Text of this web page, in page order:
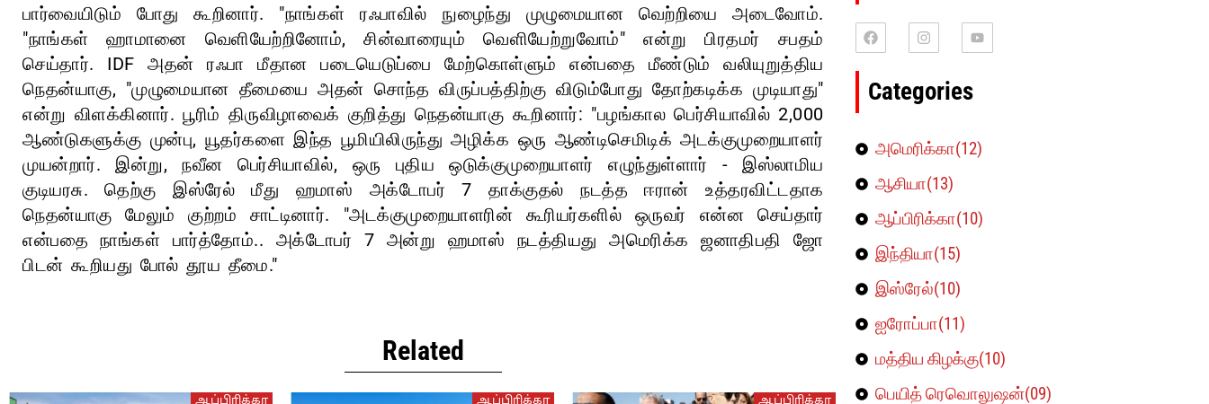
பார்வையிடும் போது கூறினார். "நாங்கள் ரஃபாவில் நுழைந்து முழுமையான வெற்றியை அடைவோம்.
"நாங்கள் ஹாமானை வெளியேற்றினோம், சின்வாரையும் வெளியேற்றுவோம்" என்று பிரதமர் சபதம்
செய்தார். IDF அதன் ரஃபா மீதான படையெடுப்பை மேற்கொள்ளும் என்பதை மீண்டும் வலியுறுத்திய
நெதன்யாகு, "முழுமையான தீமையை அதன் சொந்த விருப்பத்திற்கு விடும்போது தோற்கடிக்க முடியாது"
என்று விளக்கினார். பூரிம் திருவிழாவைக் குறித்து நெதன்யாகு கூறினார்: "பழங்கால பெர்சியாவில் 2,000
ஆண்டுகளுக்கு முன்பு, யூதர்களை இந்த பூமியிலிருந்து அழிக்க ஒரு ஆண்டிசெமிடிக் அடக்குமுறையாளர்
முயன்றார். இன்று, நவீன பெர்சியாவில், ஒரு புதிய ஒடுக்குமுறையாளர் எழுந்துள்ளார் - இஸ்லாமிய
குடியரசு. தெற்கு இஸ்ரேல் மீது ஹமாஸ் அக்டோபர் 7 தாக்குதல் நடத்த ஈரான் உத்தரவிட்டதாக
நெதன்யாகு மேலும் குற்றம் சாட்டினார். "அடக்குமுறையாளரின் கூரியர்களில் ஒருவர் என்ன செய்தார்
என்பதை நாங்கள் பார்த்தோம்.. அக்டோபர் 7 அன்று ஹமாஸ் நடத்தியது அமெரிக்க ஜனாதிபதி ஜோ
பிடன் கூறியது போல் தூய தீமை."
Related
Categories
அமெரிக்கா(12)
ஆசியா(13)
ஆப்பிரிக்கா(10)
இந்தியா(15)
இஸ்ரேல்(10)
ஐரோப்பா(11)
மத்திய கிழக்கு(10)
பெயித் ரெவொலுஷன்(09)